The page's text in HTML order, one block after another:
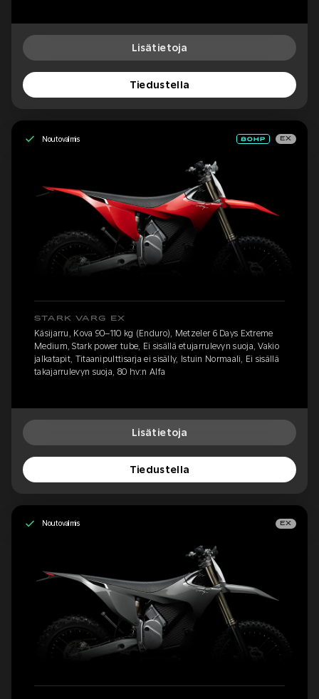
Lisätietoja
Tiedustella
Noutovalmis EX
STARK VARG EX
Käsijarru, Kova 90–110 kg (Enduro), Metzeler 6 Days Extreme
Medium, Stark power tube, Ei sisällä etujarrulevyn suoja, Vakio
jalkatapit, Titaanipulttisarja ei sisälly, Istuin Normaali, Ei sisällä
takajarrulevyn suoja, 80 hv:n Alfa
Lisätietoja
Tiedustella
Noutovalmis EX